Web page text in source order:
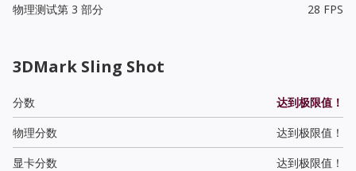
物理测试第 3 部分
28 FPS
3DMark Sling Shot
分数
达到极限值！
物理分数
达到极限值！
显卡分数
达到极限值！